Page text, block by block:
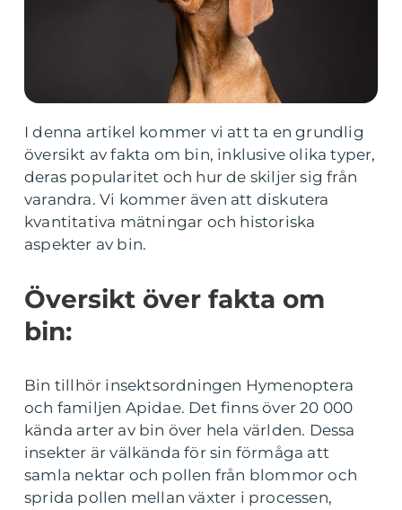
I denna artikel kommer vi att ta en grundlig
översikt av fakta om bin, inklusive olika typer,
deras popularitet och hur de skiljer sig från
varandra. Vi kommer även att diskutera
kvantitativa mätningar och historiska
aspekter av bin.
Översikt över fakta om
bin:
Bin tillhör insektsordningen Hymenoptera
och familjen Apidae. Det finns över 20 000
kända arter av bin över hela världen. Dessa
insekter är välkända för sin förmåga att
samla nektar och pollen från blommor och
sprida pollen mellan växter i processen,